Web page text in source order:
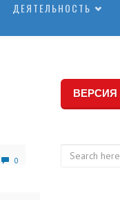
ДЕЯТЕЛЬНОСТЬ
0